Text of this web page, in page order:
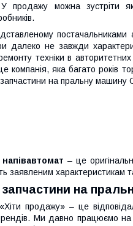
У продажу можна зустріти
далеко не завжди
техніки в
компанія, яка багато років
на пральну машину
– це
заявленим характеристикам
на
продажу» – це
Ми давно працюємо